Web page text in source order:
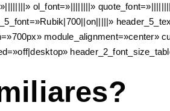
ol_font=»||||||||»
module_alignment=»center»